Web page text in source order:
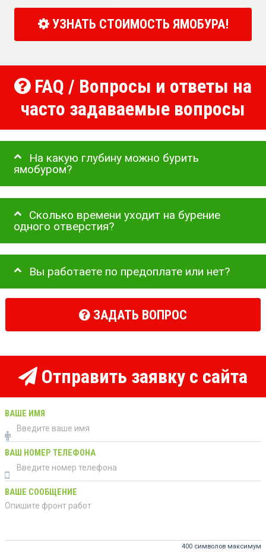
УЗНАТЬ СТОИМОСТЬ ЯМОБУРА!
FAQ / Вопросы и ответы на
часто задаваемые вопросы
На какую глубину можно бурить
ямобуром?
Сколько времени уходит на бурение
одного отверстия?
Вы работаете по предоплате или нет?
ЗАДАТЬ ВОПРОС
Отправить заявку с сайта
ВАШЕ ИМЯ
ВАШ НОМЕР ТЕЛЕФОНА
ВАШЕ СООБЩЕНИЕ
400 символов максимум